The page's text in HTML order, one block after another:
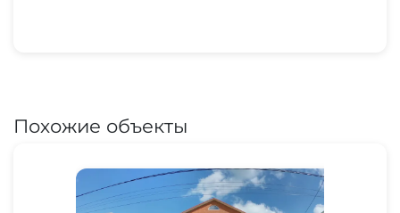
Похожие объекты